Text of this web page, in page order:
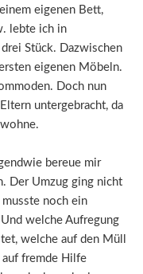
eigenen Bett,
lebte ich in
Stück. Dazwischen
eigenen Möbeln.
Doch nun
untergebracht, da
bereue mir
Der Umzug ging nicht
noch ein
welche Aufregung
welche auf den Müll
fremde Hilfe